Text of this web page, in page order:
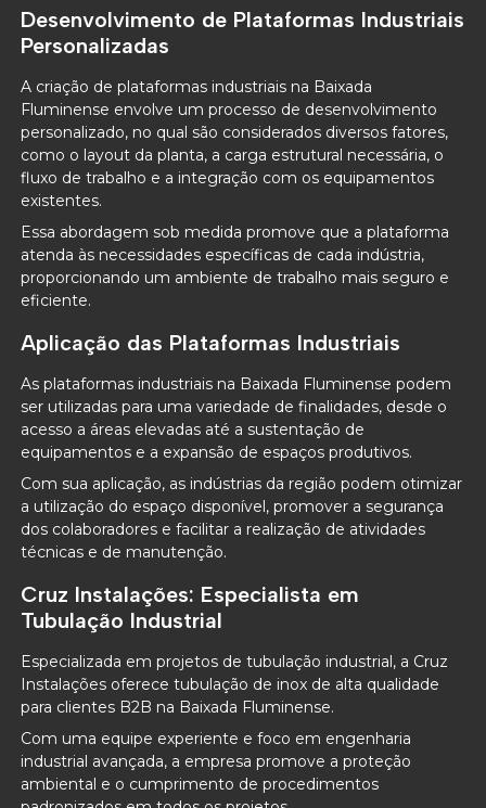
Desenvolvimento de Plataformas Industriais
Personalizadas
A criação de plataformas industriais na Baixada
Fluminense envolve um processo de desenvolvimento
personalizado, no qual são considerados diversos fatores,
como o layout da planta, a carga estrutural necessária, o
fluxo de trabalho e a integração com os equipamentos
existentes.
Essa abordagem sob medida promove que a plataforma
atenda às necessidades específicas de cada indústria,
proporcionando um ambiente de trabalho mais seguro e
eficiente.
Aplicação das Plataformas Industriais
As plataformas industriais na Baixada Fluminense podem
ser utilizadas para uma variedade de finalidades, desde o
acesso a áreas elevadas até a sustentação de
equipamentos e a expansão de espaços produtivos.
Com sua aplicação, as indústrias da região podem otimizar
a utilização do espaço disponível, promover a segurança
dos colaboradores e facilitar a realização de atividades
técnicas e de manutenção.
Cruz Instalações: Especialista em
Tubulação Industrial
Especializada em projetos de tubulação industrial, a Cruz
Instalações oferece tubulação de inox de alta qualidade
para clientes B2B na Baixada Fluminense.
Com uma equipe experiente e foco em engenharia
industrial avançada, a empresa promove a proteção
ambiental e o cumprimento de procedimentos